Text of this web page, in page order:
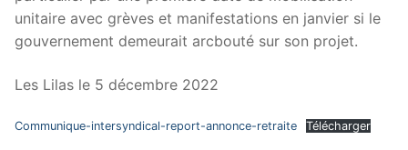
unitaire avec grèves et manifestations en janvier si le
gouvernement demeurait arcbouté sur son projet.
Les Lilas le 5 décembre 2022
Communique-intersyndical-report-annonce-retraite Télécharger